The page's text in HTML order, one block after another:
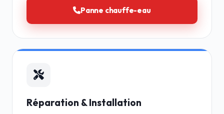
Panne chauffe-eau
Réparation & Installation